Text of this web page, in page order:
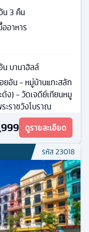
น3 คืน
อาหาร
น บานาฮิลล์
ยอัน - หมู่บ้านแกะสลัก
ง) - วัดเจดีย์เทียนหมู
ะราชวังโบราณ
ดูรายละเอียด
รหัส23018